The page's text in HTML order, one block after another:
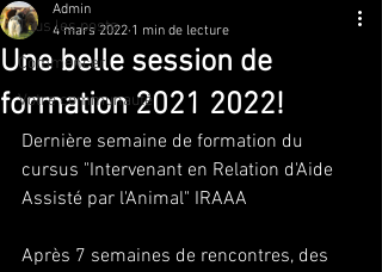
Tous les posts
Commencer
Votre communauté
Une belle session de
formation 2021 2022!
Admin
4 mars 2022 1 min de lecture
Dernière semaine de formation du
cursus "Intervenant en Relation d'Aide
Assisté par l'Animal" IRAAA
Après 7 semaines de rencontres, des